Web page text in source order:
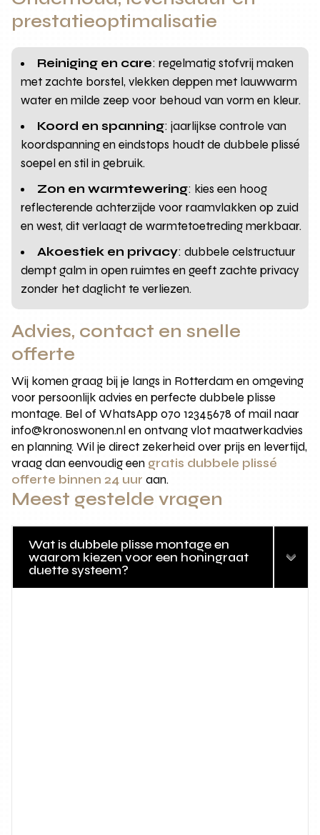
prestatieoptimalisatie
Reiniging en care: regelmatig stofvrij maken
met zachte borstel, vlekken deppen met lauwwarm
water en milde zeep voor behoud van vorm en kleur.
Koord en spanning: jaarlijkse controle van
koordspanning en eindstops houdt de dubbele plissé
soepel en stil in gebruik.
Zon en warmtewering: kies een hoog
reflecterende achterzijde voor raamvlakken op zuid
en west, dit verlaagt de warmtetoetreding merkbaar.
Akoestiek en privacy: dubbele celstructuur
dempt galm in open ruimtes en geeft zachte privacy
zonder het daglicht te verliezen.
Advies, contact en snelle
offerte
Wij komen graag bij je langs in Rotterdam en omgeving
voor persoonlijk advies en perfecte dubbele plisse
montage. Bel of WhatsApp 070 12345678 of mail naar
info@kronoswonen.nl en ontvang vlot maatwerkadvies
en planning. Wil je direct zekerheid over prijs en levertijd,
vraag dan eenvoudig een gratis dubbele plissé
offerte binnen 24 uur aan.
Meest gestelde vragen
Wat is dubbele plisse montage en
waarom kiezen voor een honingraat
duette systeem?